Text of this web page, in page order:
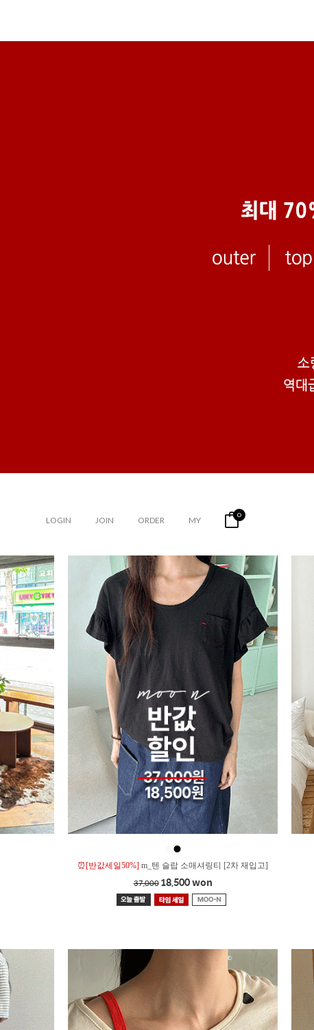
LOGIN JOIN ORDER MY 0
●
⏰[반값세일50%] m_텐 슬랍 소매셔링티 [2차 재입고]
37,000 18,500 won